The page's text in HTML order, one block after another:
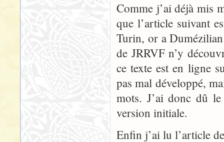
Comme j’ai déjà mis
que l’article suivant
Turin, or a
de JRRVF n’y
ce texte est en ligne
pas mal développé,
mots. J’ai donc dû
version initiale.
Enfin j’ai lu l’article